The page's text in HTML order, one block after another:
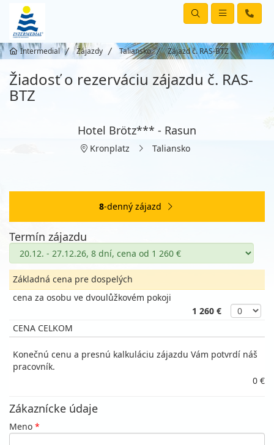
Intermedial Zájazdy Taliansko Zájazd č. RAS-BTZ
Žiadosť o rezerváciu zájazdu č. RAS-
BTZ
Hotel Brötz*** - Rasun
Kronplatz Taliansko
8-denný zájazd
Termín zájazdu
Základná cena pre dospelých
cena za osobu ve dvoulůžkovém pokoji
1 260 €
CENA CELKOM
Konečnú cenu a presnú kalkuláciu zájazdu Vám potvrdí náš
pracovník.
0 €
Zákaznícke údaje
Meno *